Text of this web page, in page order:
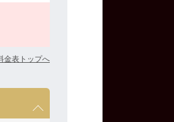
金表トップへ